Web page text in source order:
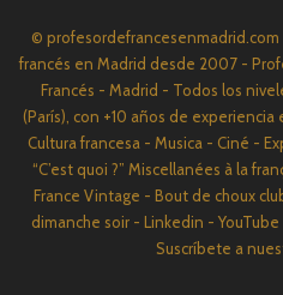
© profesordefrancesenmadrid.com
francés en Madrid desde 2007 -
Francés - Madrid - Todos los
(París), con +10 años de
Cultura francesa - Musica - Ciné -
“C’est quoi ?” Miscellanées à la
France Vintage - Bout de choux
dimanche soir - Linkedin -
Suscríbete a